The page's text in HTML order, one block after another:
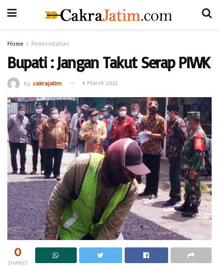
Home Pemerintahan
Bupati : Jangan Takut Serap PIWK
by cakrajatim 4 Maret 2021
0
SHARES